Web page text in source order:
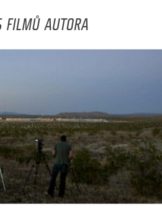
FILMŮ AUTORA